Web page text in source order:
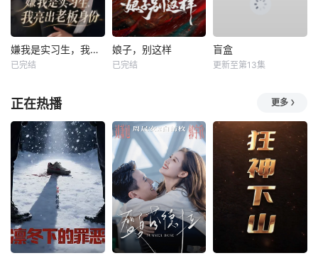
嫌我是实习生，我亮出老板身份
已完结
娘子，别这样
已完结
盲盒
更新至第13集
正在热播 更多